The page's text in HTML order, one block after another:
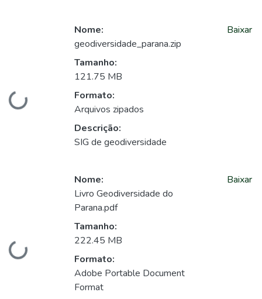
Carregando...
Nome:
geodiversidade_parana.zip
Tamanho:
121.75 MB
Formato:
Arquivos zipados
Descrição:
SIG de geodiversidade
Baixar
Carregando...
Nome:
Livro Geodiversidade do
Parana.pdf
Tamanho:
222.45 MB
Formato:
Adobe Portable Document
Format
Baixar